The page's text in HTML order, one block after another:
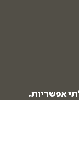
אפשריות.